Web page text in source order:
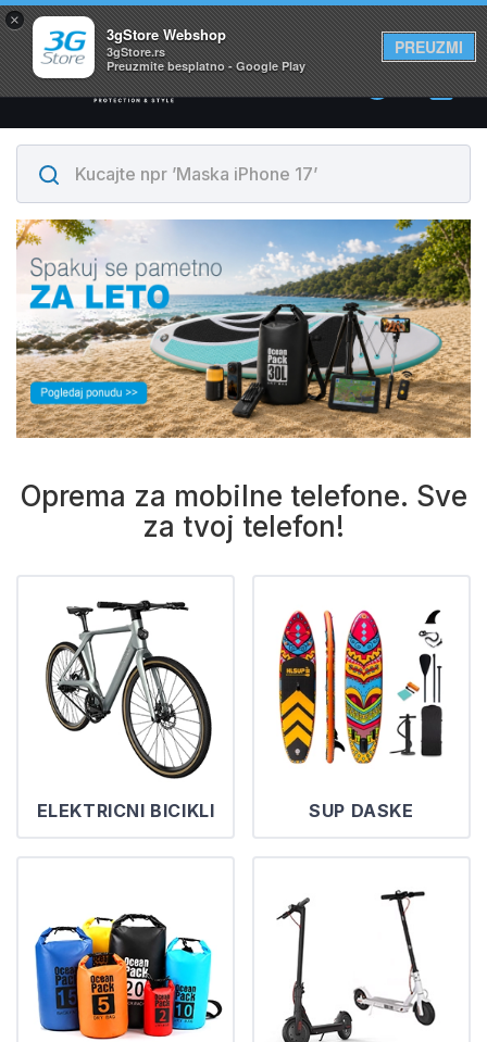
×
3gStore Webshop
3gStore.rs
Preuzmite besplatno - Google Play
PREUZMI
Svi proizvodi su na lageru. Slanje istog dana!
0
Oprema za mobilne telefone. Sve
za tvoj telefon!
ELEKTRICNI BICIKLI SUP DASKE